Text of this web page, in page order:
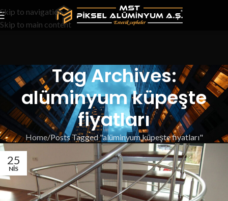
Skip to navigation
Skip to main content
Tag Archives:
alüminyum küpeşte
fiyatları
Home Posts Tagged "alüminyum küpeşte fiyatları"
25
NIS